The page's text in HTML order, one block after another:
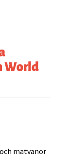
World
matvanor